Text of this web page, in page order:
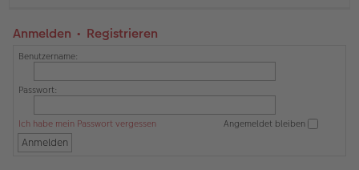
Anmelden • Registrieren
Benutzername:
Passwort:
Ich habe mein Passwort vergessen Angemeldet bleiben